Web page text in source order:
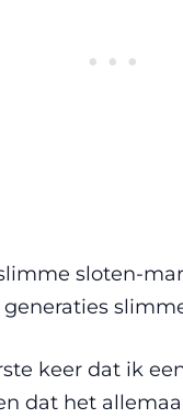
sloten-
keer dat ik
dat het